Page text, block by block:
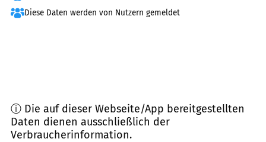
Diese Daten werden von Nutzern gemeldet
ⓘ Die auf dieser Webseite/App bereitgestellten
Daten dienen ausschließlich der
Verbraucherinformation.